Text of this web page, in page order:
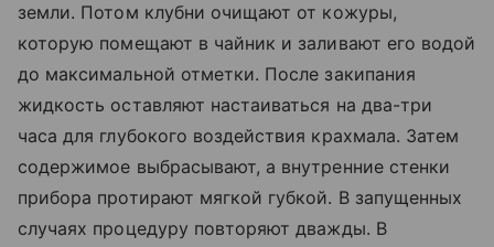
земли. Потом клубни очищают от кожуры,
которую помещают в чайник и заливают его водой
до максимальной отметки. После закипания
жидкость оставляют настаиваться на два-три
часа для глубокого воздействия крахмала. Затем
содержимое выбрасывают, а внутренние стенки
прибора протирают мягкой губкой. В запущенных
случаях процедуру повторяют дважды. В